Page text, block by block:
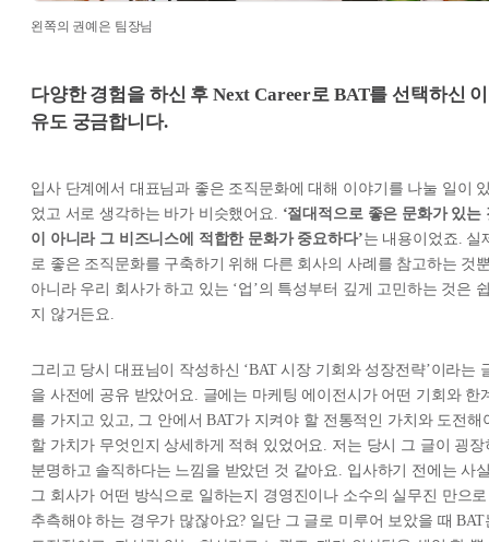
왼쪽의 권예은 팀장님
다양한 경험을 하신 후 Next Career로 BAT를 선택하신 이
유도 궁금합니다.
입사 단계에서 대표님과 좋은 조직문화에 대해 이야기를 나눌 일이
었고 서로 생각하는 바가 비슷했어요. ‘절대적으로 좋은 문화가 있는
이 아니라 그 비즈니스에 적합한 문화가 중요하다’는 내용이었죠. 실
로 좋은 조직문화를 구축하기 위해 다른 회사의 사례를 참고하는 것
아니라 우리 회사가 하고 있는 ‘업’의 특성부터 깊게 고민하는 것은
지 않거든요.
그리고 당시 대표님이 작성하신 ‘BAT 시장 기회와 성장전략’이라는
을 사전에 공유 받았어요. 글에는 마케팅 에이전시가 어떤 기회와 한
를 가지고 있고, 그 안에서 BAT가 지켜야 할 전통적인 가치와 도전해
할 가치가 무엇인지 상세하게 적혀 있었어요. 저는 당시 그 글이 굉장
분명하고 솔직하다는 느낌을 받았던 것 같아요. 입사하기 전에는 사
그 회사가 어떤 방식으로 일하는지 경영진이나 소수의 실무진 만으로
추측해야 하는 경우가 많잖아요? 일단 그 글로 미루어 보았을 때 BAT